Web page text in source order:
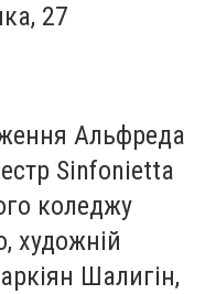
27
Альфреда
Sinfonietta
коледжу
художній
Шалигін,